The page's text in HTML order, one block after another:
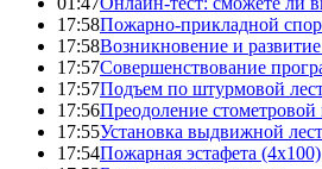
17:58Пожарно-прикладной
17:58Возникновение и
17:57Совершенствование
17:57Подъем по штурмовой
17:56Преодоление
17:55Установка выдвижной
17:54Пожарная эстафета (4x100)